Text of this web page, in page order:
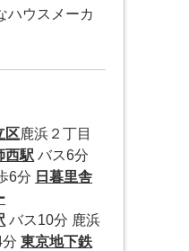
ハウスメーカ
区鹿浜２丁目
西駅 バス6分
6分 日暮里舎
バス10分 鹿浜
分東京地下鉄